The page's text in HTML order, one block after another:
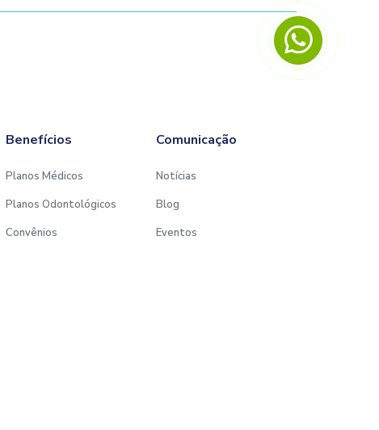
Benefícios
Planos Médicos
Planos Odontológicos
Convênios
Comunicação
Notícias
Blog
Eventos